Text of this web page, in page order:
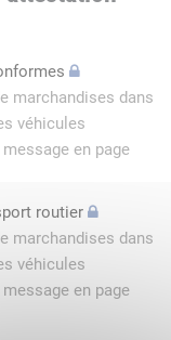
marchandises dans
véhicules
en page
routier
marchandises dans
véhicules
en page